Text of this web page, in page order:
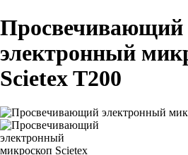
Просвечивающий
электронный
Scietex T200